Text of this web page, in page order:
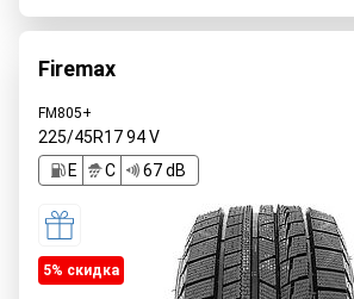
Firemax
FM805+
225/45R1794V
E
C 67 dB
5% cкидка